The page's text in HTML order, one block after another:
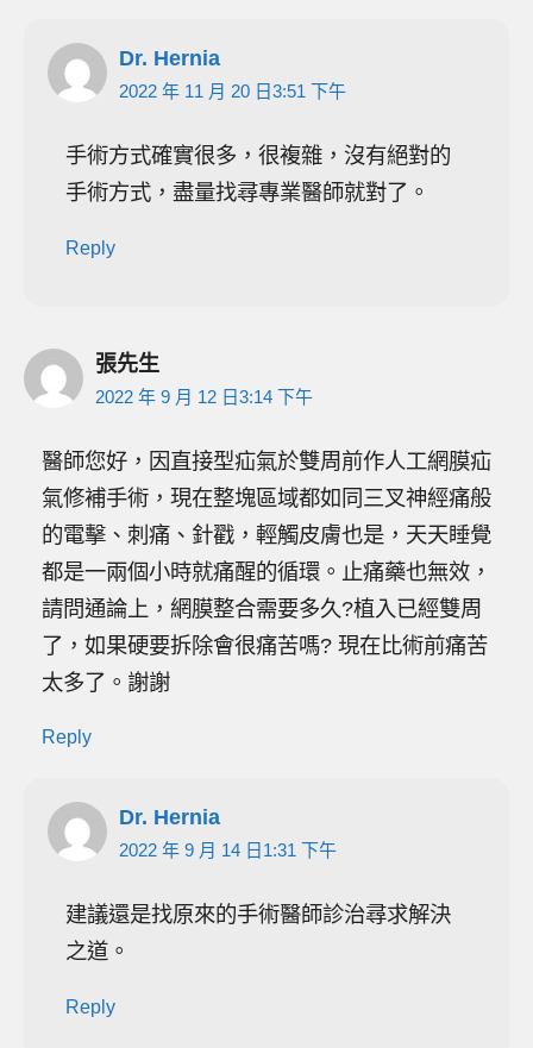
Dr. Hernia
2022 年 11 月 20 日3:51 下午
手術方式確實很多，很複雜，沒有絕對的
手術方式，盡量找尋專業醫師就對了。
Reply
張先生
2022 年 9 月 12 日3:14 下午
醫師您好，因直接型疝氣於雙周前作人工網膜疝
氣修補手術，現在整塊區域都如同三叉神經痛般
的電擊、刺痛、針戳，輕觸皮膚也是，天天睡覺
都是一兩個小時就痛醒的循環。止痛藥也無效，
請問通論上，網膜整合需要多久?植入已經雙周
了，如果硬要拆除會很痛苦嗎? 現在比術前痛苦
太多了。謝謝
Reply
Dr. Hernia
2022 年 9 月 14 日1:31 下午
建議還是找原來的手術醫師診治尋求解決
之道。
Reply